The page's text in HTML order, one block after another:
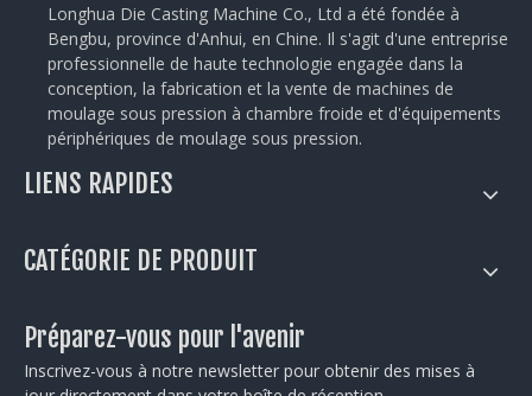
Longhua Die Casting Machine Co., Ltd a été fondée à
Bengbu, province d'Anhui, en Chine. Il s'agit d'une entreprise
professionnelle de haute technologie engagée dans la
conception, la fabrication et la vente de machines de
moulage sous pression à chambre froide et d'équipements
périphériques de moulage sous pression.
LIENS RAPIDES
CATÉGORIE DE PRODUIT
Préparez-vous pour l'avenir
Inscrivez-vous à notre newsletter pour obtenir des mises à